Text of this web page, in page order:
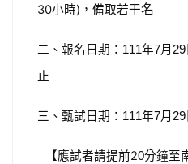
30小時)，備取若干名
二、報名日期： 111年7月 29
止
三、甄試日期： 111年7月 29
【應試者請提前20分鐘至